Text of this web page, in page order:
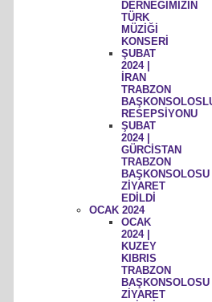
DERNEĞİMİZİN
TÜRK
MÜZİĞİ
KONSERİ
ŞUBAT
2024 |
İRAN
TRABZON
RESEPSİYONU
ŞUBAT
2024 |
GÜRCİSTAN
TRABZON
BAŞKONSOLOSU
ZİYARET
EDİLDİ
OCAK 2024
OCAK
2024 |
KUZEY
KIBRIS
TRABZON
BAŞKONSOLOSU
ZİYARET